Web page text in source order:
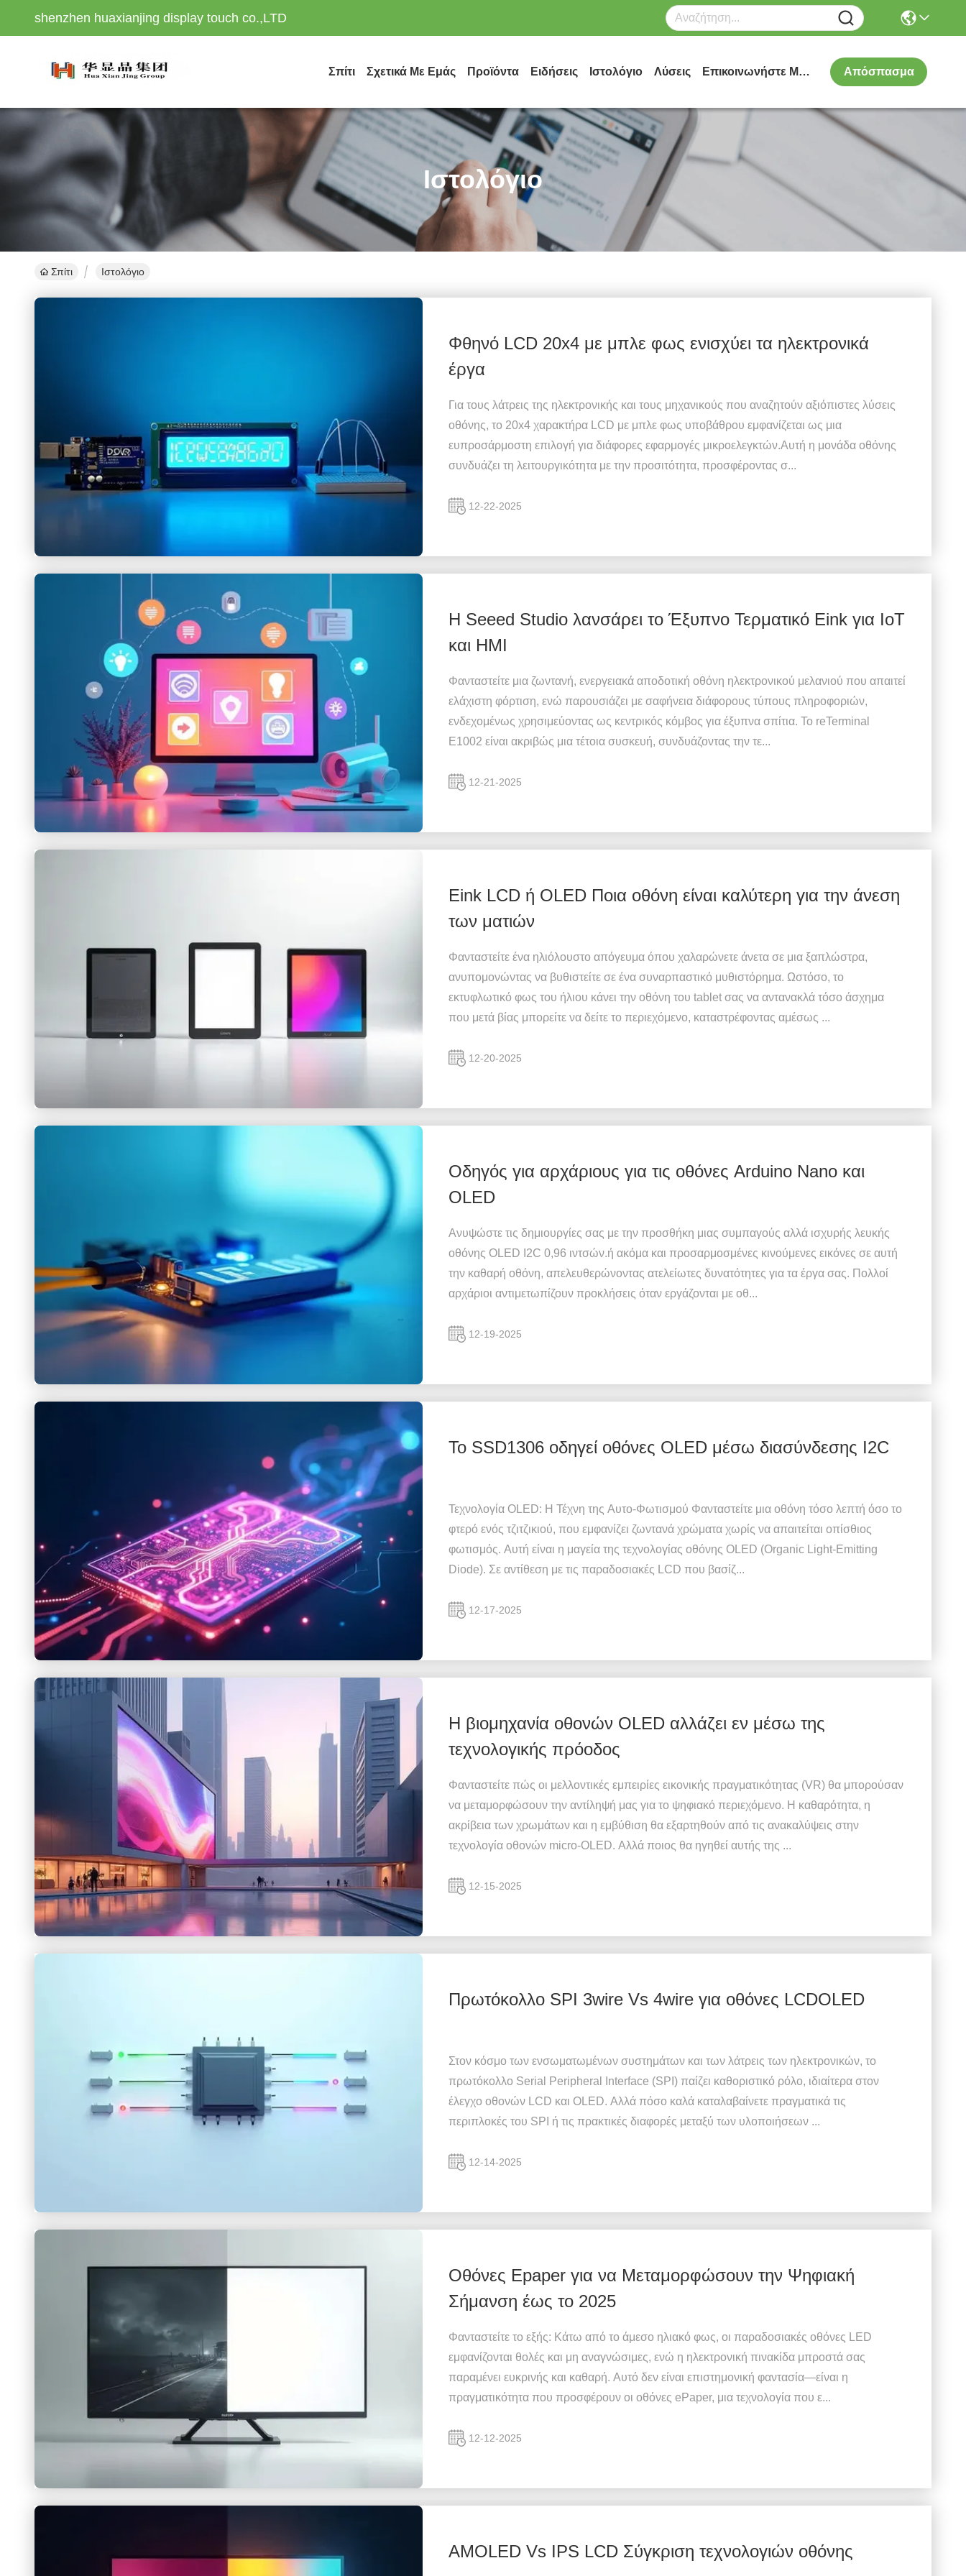
shenzhen huaxianjing display touch co.,LTD
Σπίτι Σχετικά Με Εμάς Προϊόντα Ειδήσεις Ιστολόγιο Λύσεις Επικοινωνήστε Μαζί Μας Απόσπασμα
Ιστολόγιο
Σπίτι Ιστολόγιο
Φθηνό LCD 20x4 με μπλε φως ενισχύει τα ηλεκτρονικά
έργα
Για τους λάτρεις της ηλεκτρονικής και τους μηχανικούς που αναζητούν αξιόπιστες λύσεις
οθόνης, το 20x4 χαρακτήρα LCD με μπλε φως υποβάθρου εμφανίζεται ως μια
ευπροσάρμοστη επιλογή για διάφορες εφαρμογές μικροελεγκτών.Αυτή η μονάδα οθόνης
συνδυάζει τη λειτουργικότητα με την προσιτότητα, προσφέροντας σ...
12-22-2025
Η Seeed Studio λανσάρει το Έξυπνο Τερματικό Eink για IoT
και HMI
Φανταστείτε μια ζωντανή, ενεργειακά αποδοτική οθόνη ηλεκτρονικού μελανιού που απαιτεί
ελάχιστη φόρτιση, ενώ παρουσιάζει με σαφήνεια διάφορους τύπους πληροφοριών,
ενδεχομένως χρησιμεύοντας ως κεντρικός κόμβος για έξυπνα σπίτια. Το reTerminal
E1002 είναι ακριβώς μια τέτοια συσκευή, συνδυάζοντας την τε...
12-21-2025
Eink LCD ή OLED Ποια οθόνη είναι καλύτερη για την άνεση
των ματιών
Φανταστείτε ένα ηλιόλουστο απόγευμα όπου χαλαρώνετε άνετα σε μια ξαπλώστρα,
ανυπομονώντας να βυθιστείτε σε ένα συναρπαστικό μυθιστόρημα. Ωστόσο, το
εκτυφλωτικό φως του ήλιου κάνει την οθόνη του tablet σας να αντανακλά τόσο άσχημα
που μετά βίας μπορείτε να δείτε το περιεχόμενο, καταστρέφοντας αμέσως ...
12-20-2025
Οδηγός για αρχάριους για τις οθόνες Arduino Nano και
OLED
Ανυψώστε τις δημιουργίες σας με την προσθήκη μιας συμπαγούς αλλά ισχυρής λευκής
οθόνης OLED I2C 0,96 ιντσών.ή ακόμα και προσαρμοσμένες κινούμενες εικόνες σε αυτή
την καθαρή οθόνη, απελευθερώνοντας ατελείωτες δυνατότητες για τα έργα σας. Πολλοί
αρχάριοι αντιμετωπίζουν προκλήσεις όταν εργάζονται με οθ...
12-19-2025
Το SSD1306 οδηγεί οθόνες OLED μέσω διασύνδεσης I2C
Τεχνολογία OLED: Η Τέχνη της Αυτο-Φωτισμού Φανταστείτε μια οθόνη τόσο λεπτή όσο το
φτερό ενός τζιτζικιού, που εμφανίζει ζωντανά χρώματα χωρίς να απαιτείται οπίσθιος
φωτισμός. Αυτή είναι η μαγεία της τεχνολογίας οθόνης OLED (Organic Light-Emitting
Diode). Σε αντίθεση με τις παραδοσιακές LCD που βασίζ...
12-17-2025
Η βιομηχανία οθονών OLED αλλάζει εν μέσω της
τεχνολογικής πρόοδος
Φανταστείτε πώς οι μελλοντικές εμπειρίες εικονικής πραγματικότητας (VR) θα μπορούσαν
να μεταμορφώσουν την αντίληψή μας για το ψηφιακό περιεχόμενο. Η καθαρότητα, η
ακρίβεια των χρωμάτων και η εμβύθιση θα εξαρτηθούν από τις ανακαλύψεις στην
τεχνολογία οθονών micro-OLED. Αλλά ποιος θα ηγηθεί αυτής της ...
12-15-2025
Πρωτόκολλο SPI 3wire Vs 4wire για οθόνες LCDOLED
Στον κόσμο των ενσωματωμένων συστημάτων και των λάτρεις των ηλεκτρονικών, το
πρωτόκολλο Serial Peripheral Interface (SPI) παίζει καθοριστικό ρόλο, ιδιαίτερα στον
έλεγχο οθονών LCD και OLED. Αλλά πόσο καλά καταλαβαίνετε πραγματικά τις
περιπλοκές του SPI ή τις πρακτικές διαφορές μεταξύ των υλοποιήσεων ...
12-14-2025
Οθόνες Epaper για να Μεταμορφώσουν την Ψηφιακή
Σήμανση έως το 2025
Φανταστείτε το εξής: Κάτω από το άμεσο ηλιακό φως, οι παραδοσιακές οθόνες LED
εμφανίζονται θολές και μη αναγνώσιμες, ενώ η ηλεκτρονική πινακίδα μπροστά σας
παραμένει ευκρινής και καθαρή. Αυτό δεν είναι επιστημονική φαντασία—είναι η
πραγματικότητα που προσφέρουν οι οθόνες ePaper, μια τεχνολογία που ε...
12-12-2025
AMOLED Vs IPS LCD Σύγκριση τεχνολογιών οθόνης